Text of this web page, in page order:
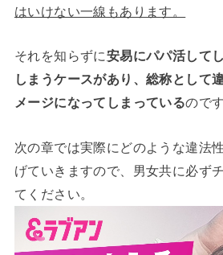
はいけない一線もあります。
それを知らずに安易にパパ活して
しまうケースがあり、総称として
メージになってしまっているのです
次の章では実際にどのような違法
げていきますので、男女共に必ず
てください。